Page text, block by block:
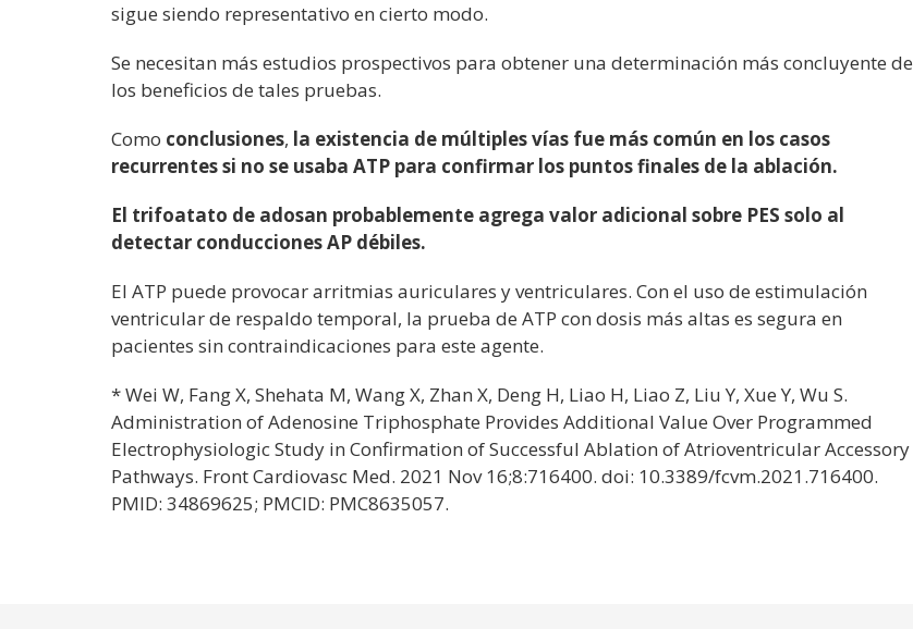
sigue siendo representativo en cierto modo.
Se necesitan más estudios prospectivos para obtener una determinación más concluyente de
los beneficios de tales pruebas.
Como conclusiones, la existencia de múltiples vías fue más común en los casos
recurrentes si no se usaba ATP para confirmar los puntos finales de la ablación.
El trifoatato de adosan probablemente agrega valor adicional sobre PES solo al
detectar conducciones AP débiles.
El ATP puede provocar arritmias auriculares y ventriculares. Con el uso de estimulación
ventricular de respaldo temporal, la prueba de ATP con dosis más altas es segura en
pacientes sin contraindicaciones para este agente.
* Wei W, Fang X, Shehata M, Wang X, Zhan X, Deng H, Liao H, Liao Z, Liu Y, Xue Y, Wu S.
Administration of Adenosine Triphosphate Provides Additional Value Over Programmed
Electrophysiologic Study in Confirmation of Successful Ablation of Atrioventricular Accessory
Pathways. Front Cardiovasc Med. 2021 Nov 16;8:716400. doi: 10.3389/fcvm.2021.716400.
PMID: 34869625; PMCID: PMC8635057.